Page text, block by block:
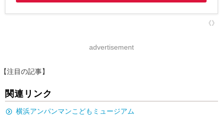
《》
advertisement
【注目の記事】
関連リンク
横浜アンパンマンこどもミュージアム